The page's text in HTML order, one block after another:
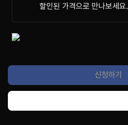
할인된 가격으로 만나보세요.
신청하기